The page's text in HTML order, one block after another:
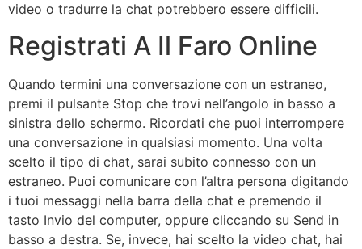
video o tradurre la chat potrebbero essere difficili.
Registrati A Il Faro Online
Quando termini una conversazione con un estraneo,
premi il pulsante Stop che trovi nell’angolo in basso a
sinistra dello schermo. Ricordati che puoi interrompere
una conversazione in qualsiasi momento. Una volta
scelto il tipo di chat, sarai subito connesso con un
estraneo. Puoi comunicare con l’altra persona digitando
i tuoi messaggi nella barra della chat e premendo il
tasto Invio del computer, oppure cliccando su Send in
basso a destra. Se, invece, hai scelto la video chat, hai